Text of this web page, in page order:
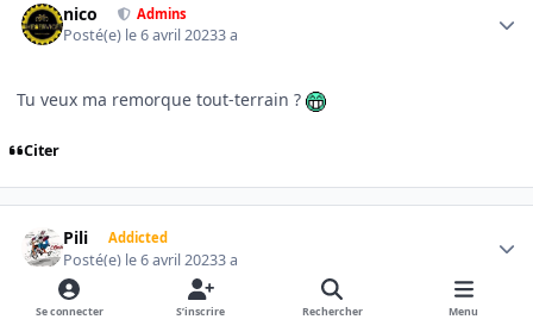
nico Admins
Posté(e) le 6 avril 20233 a
Tu veux ma remorque tout-terrain ?
Citer
Pili Addicted
Posté(e) le 6 avril 20233 a
Se connecter S’inscrire Rechercher Menu